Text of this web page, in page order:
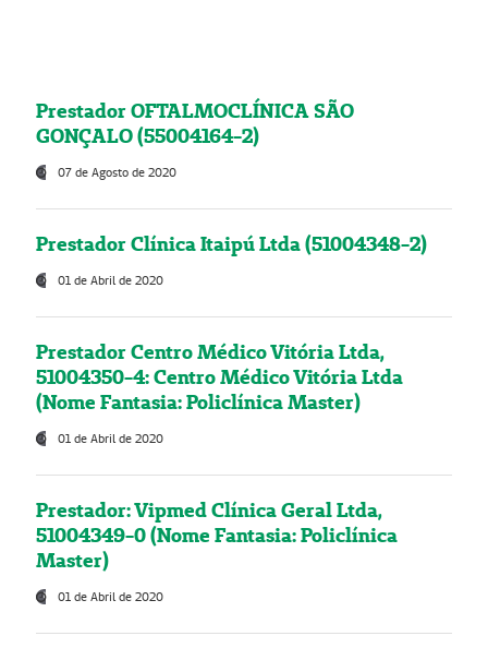
Prestador OFTALMOCLÍNICA SÃO
GONÇALO (55004164-2)
07 de Agosto de 2020
Prestador Clínica Itaipú Ltda (51004348-2)
01 de Abril de 2020
Prestador Centro Médico Vitória Ltda,
51004350-4: Centro Médico Vitória Ltda
(Nome Fantasia: Policlínica Master)
01 de Abril de 2020
Prestador: Vipmed Clínica Geral Ltda,
51004349-0 (Nome Fantasia: Policlínica
Master)
01 de Abril de 2020